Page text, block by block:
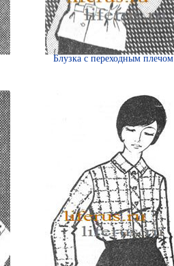
Блузка с переходным плечом